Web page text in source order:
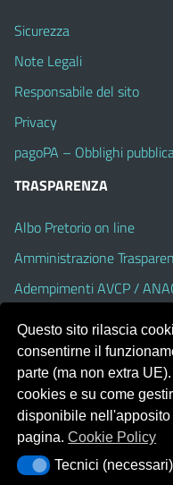
Sicurezza
Note Legali
Responsabile del sito
Privacy
pagoPA – Obblighi
TRASPARENZA
Albo Pretorio on line
Amministrazione
Adempimenti AVCP /
Dichiarazione di
Portale realizzato con la
Template Italia configurato
(Alioth)
Questo sito rilascia
consentirne il
parte (ma non extra
cookies e su come
disponibile
pagina.Cookie Policy
Tecnici (necessari)
Tecnici (necessari)